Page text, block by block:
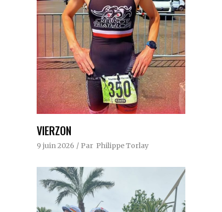
VIERZON
9 juin 2026 Par Philippe Torlay